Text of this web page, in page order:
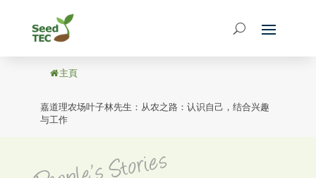
主頁
嘉道理农场叶子林先生：从农之路：认识自己，结合兴趣
与工作